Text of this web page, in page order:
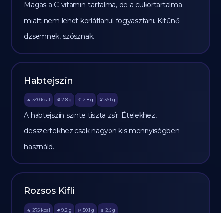
Magas a C-vitamin-tartalma, de a cukortartalma
miatt nem lehet korlátlanul fogyasztani. Kitűnő
dzsemnek, szósznak.
Habtejszín
🔥 340 kcal 🥩 2.8 g 🥔 2.8g 🫒 36.1 g
A habtejszín szinte tiszta zsír. Ételekhez,
desszertekhez csak nagyon kis mennyiségben
használd.
Rozsos Kifli
🔥 275 kcal 🥩 9.2 g 🥔 50.1 g 🫒 2.5 g